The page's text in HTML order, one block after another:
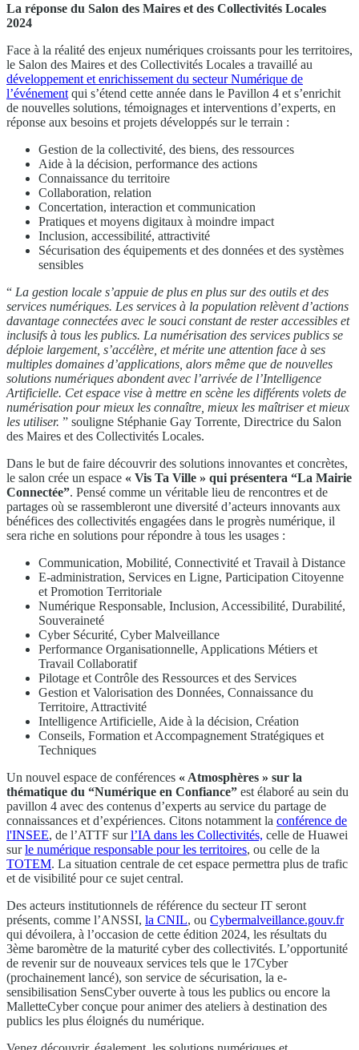
La réponse du Salon des Maires et des Collectivités Locales
2024
Face à la réalité des enjeux numériques croissants pour les territoires,
le Salon des Maires et des Collectivités Locales a travaillé au
développement et enrichissement du secteur Numérique de
l’événement qui s’étend cette année dans le Pavillon 4 et s’enrichit
de nouvelles solutions, témoignages et interventions d’experts, en
réponse aux besoins et projets développés sur le terrain :
Gestion de la collectivité, des biens, des ressources
Aide à la décision, performance des actions
Connaissance du territoire
Collaboration, relation
Concertation, interaction et communication
Pratiques et moyens digitaux à moindre impact
Inclusion, accessibilité, attractivité
Sécurisation des équipements et des données et des systèmes
sensibles
“ La gestion locale s’appuie de plus en plus sur des outils et des
services numériques. Les services à la population relèvent d’actions
davantage connectées avec le souci constant de rester accessibles et
inclusifs à tous les publics. La numérisation des services publics se
déploie largement, s’accélère, et mérite une attention face à ses
multiples domaines d’applications, alors même que de nouvelles
solutions numériques abondent avec l’arrivée de l’Intelligence
Artificielle. Cet espace vise à mettre en scène les différents volets de
numérisation pour mieux les connaître, mieux les maîtriser et mieux
les utiliser. ” souligne Stéphanie Gay Torrente, Directrice du Salon
des Maires et des Collectivités Locales.
Dans le but de faire découvrir des solutions innovantes et concrètes,
le salon crée un espace « Vis Ta Ville » qui présentera “La Mairie
Connectée”. Pensé comme un véritable lieu de rencontres et de
partages où se rassembleront une diversité d’acteurs innovants aux
bénéfices des collectivités engagées dans le progrès numérique, il
sera riche en solutions pour répondre à tous les usages :
Communication, Mobilité, Connectivité et Travail à Distance
E-administration, Services en Ligne, Participation Citoyenne
et Promotion Territoriale
Numérique Responsable, Inclusion, Accessibilité, Durabilité,
Souveraineté
Cyber Sécurité, Cyber Malveillance
Performance Organisationnelle, Applications Métiers et
Travail Collaboratif
Pilotage et Contrôle des Ressources et des Services
Gestion et Valorisation des Données, Connaissance du
Territoire, Attractivité
Intelligence Artificielle, Aide à la décision, Création
Conseils, Formation et Accompagnement Stratégiques et
Techniques
Un nouvel espace de conférences « Atmosphères » sur la
thématique du “Numérique en Confiance” est élaboré au sein du
pavillon 4 avec des contenus d’experts au service du partage de
connaissances et d’expériences. Citons notamment la conférence de
l'INSEE, de l’ATTF surl’IA dans les Collectivités, celle de Huawei
surle numérique responsable pour les territoires, ou celle de la
TOTEM. La situation centrale de cet espace permettra plus de trafic
et de visibilité pour ce sujet central.
Des acteurs institutionnels de référence du secteur IT seront
présents, comme l’ANSSI, la CNIL, ou Cybermalveillance.gouv.fr
qui dévoilera, à l’occasion de cette édition 2024, les résultats du
3ème baromètre de la maturité cyber des collectivités. L’opportunité
de revenir sur de nouveaux services tels que le 17Cyber
(prochainement lancé), son service de sécurisation, la e-
sensibilisation SensCyber ouverte à tous les publics ou encore la
MalletteCyber conçue pour animer des ateliers à destination des
publics les plus éloignés du numérique.